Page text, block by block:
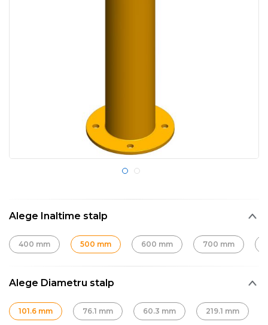
Alege Inaltime stalp
400 mm 500 mm 600 mm 700 mm
Alege Diametru stalp
101.6 mm 76.1 mm 60.3 mm 219.1 mm